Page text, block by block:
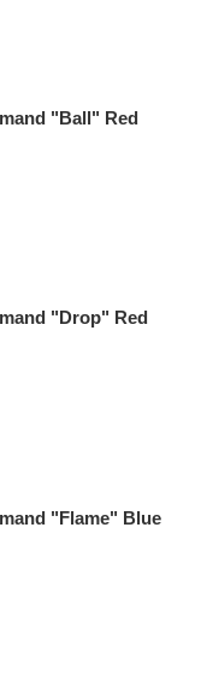
"Ball" Red
"Drop" Red
"Flame" Blue